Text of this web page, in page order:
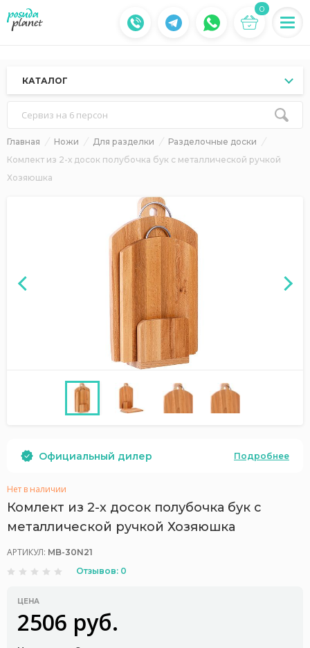
0
КАТАЛОГ
Сервиз на 6 персон
Главная Ножи Для разделки
Разделочные доски
Комлект из 2-х досок полубочка бук с металлической ручкой
Хозяюшка
Официальный дилер Подробнее
Нет в наличии
Комлект из 2-х досок полубочка бук с
металлической ручкой Хозяюшка
АРТИКУЛ: MB-30N21
Отзывов: 0
ЦЕНА
2506 руб.